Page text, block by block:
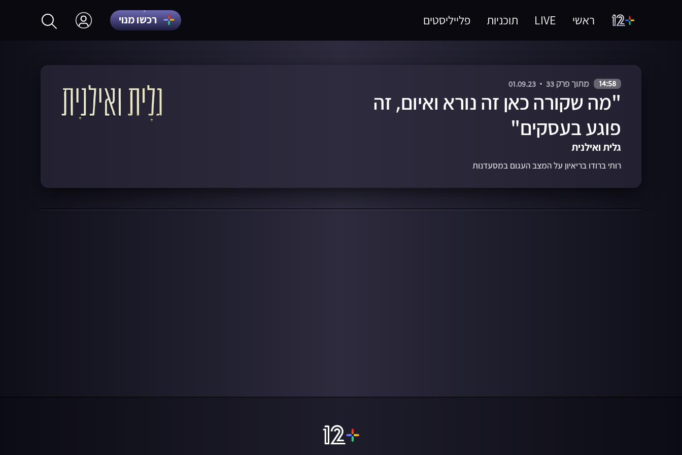
ראשי LIVE תוכניות פלייליסטים רכשו מנוי
14:58 מתוך פרק 33 01.09.23
"מה שקורה כאן זה נורא ואיום, זה
פוגע בעסקים"
גלית ואילנית
רותי ברודו בריאיון על המצב העגום במסעדנות